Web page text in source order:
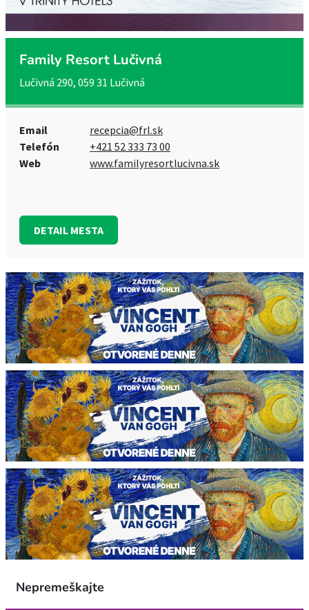
Family Resort Lučivná
Lučivná 290, 059 31 Lučivná
Email
recepcia@frl.sk
Telefón
+421 52 333 73 00
Web
www.familyresortlucivna.sk
DETAIL MESTA
Nepremeškajte